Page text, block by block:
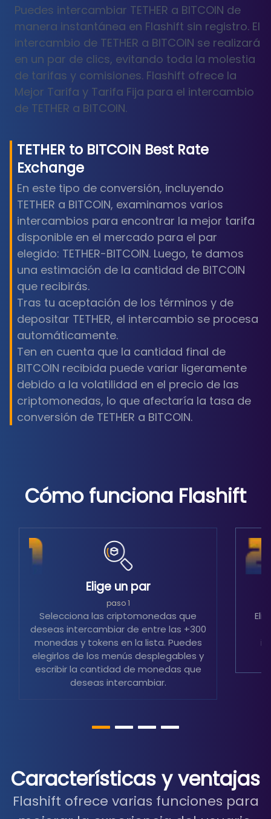
Puedes intercambiar TETHER a BITCOIN de
manera instantánea en Flashift sin registro. El
intercambio de TETHER a BITCOIN se realizará
en un par de clics, evitando toda la molestia
de tarifas y comisiones. Flashift ofrece la
Mejor Tarifa y Tarifa Fija para el intercambio
de TETHER a BITCOIN.
TETHER to BITCOIN Best Rate
Exchange
En este tipo de conversión, incluyendo
TETHER a BITCOIN, examinamos varios
intercambios para encontrar la mejor tarifa
disponible en el mercado para el par
elegido: TETHER-BITCOIN. Luego, te damos
una estimación de la cantidad de BITCOIN
que recibirás.
Tras tu aceptación de los términos y de
depositar TETHER, el intercambio se procesa
automáticamente.
Ten en cuenta que la cantidad final de
BITCOIN recibida puede variar ligeramente
debido a la volatilidad en el precio de las
criptomonedas, lo que afectaría la tasa de
conversión de TETHER a BITCOIN.
Cómo funciona Flashift
Elige un par
paso 1
Selecciona las criptomonedas que
deseas intercambiar de entre las +300
monedas y tokens en la lista. Puedes
elegirlos de los menús desplegables y
escribir la cantidad de monedas que
deseas intercambiar.
Características y ventajas
Flashift ofrece varias funciones para